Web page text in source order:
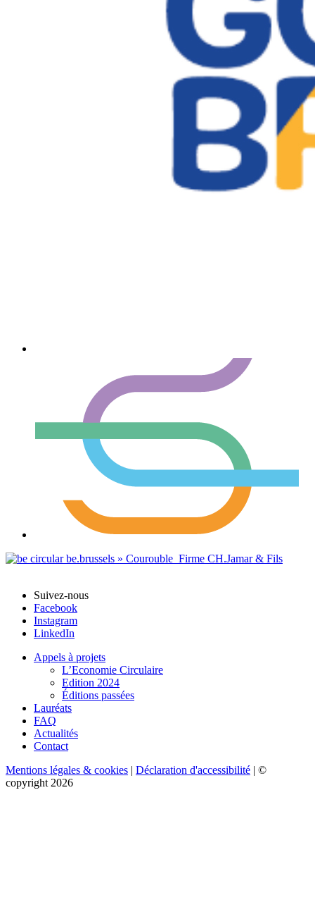
Suivez-nous
Facebook
Instagram
LinkedIn
Appels à projets
L’Economie Circulaire
Edition 2024
Éditions passées
Lauréats
FAQ
Actualités
Contact
Mentions légales & cookies | Déclaration d'accessibilité | ©
copyright 2026